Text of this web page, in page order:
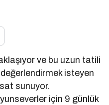
ve bu uzun tatili
isteyen
sunuyor.
için 9 günlük